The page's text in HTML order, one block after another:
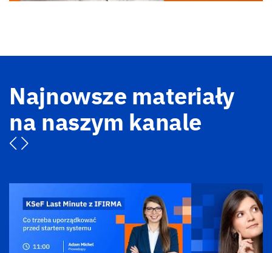
Najnowsze materiały
na naszym kanale